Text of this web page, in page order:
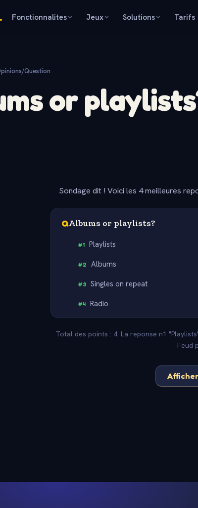
. Fonctionnalites Jeux Solutions Tarifs
/Question
or
Sondage dit ! Voici les 4 meilleures
QAlbums or playlists?
#1 Playlists
#2 Albums
#3 Singles on repeat
#4 Radio
Total des points : 4. La reponse n1
Feud